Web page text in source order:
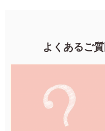
よくあるご